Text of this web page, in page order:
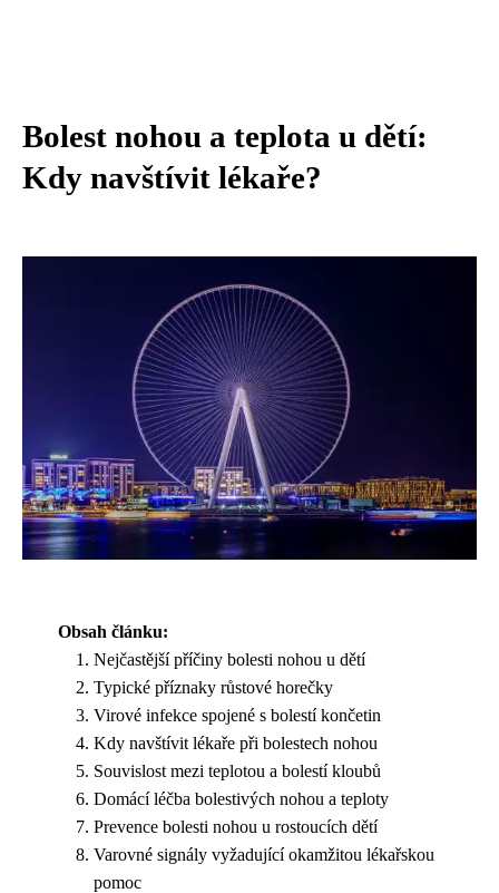
Bolest nohou a teplota u dětí:
Kdy navštívit lékaře?
Obsah článku:
Nejčastější příčiny bolesti nohou u dětí
Typické příznaky růstové horečky
Virové infekce spojené s bolestí končetin
Kdy navštívit lékaře při bolestech nohou
Souvislost mezi teplotou a bolestí kloubů
Domácí léčba bolestivých nohou a teploty
Prevence bolesti nohou u rostoucích dětí
Varovné signály vyžadující okamžitou lékařskou
pomoc